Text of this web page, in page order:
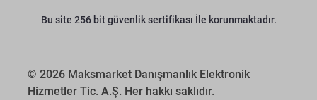
Bu site 256 bit güvenlik sertifikası İle korunmaktadır.
© 2026 Maksmarket Danışmanlık Elektronik
Hizmetler Tic. A.Ş. Her hakkı saklıdır.